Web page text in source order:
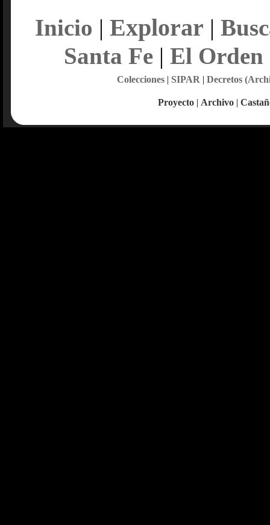
Inicio | Explorar |
Santa Fe| El Orden
Colecciones| SIPAR | Decretos
Proyecto | Archivo |